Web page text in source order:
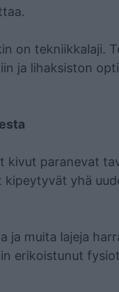
on tekniikkalaji.
ja lihaksiston
kivut paranevat
yhä
ja muita lajeja
erikoistunut